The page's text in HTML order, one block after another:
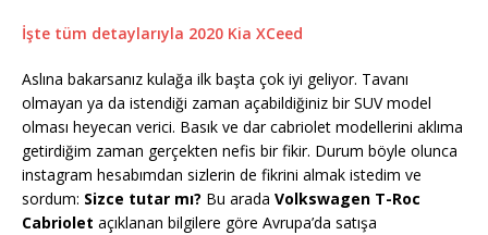
İşte tüm detaylarıyla 2020 Kia XCeed
Aslına bakarsanız kulağa ilk başta çok iyi geliyor. Tavanı
olmayan ya da istendiği zaman açabildiğiniz bir SUV model
olması heyecan verici. Basık ve dar cabriolet modellerini aklıma
getirdiğim zaman gerçekten nefis bir fikir. Durum böyle olunca
instagram hesabımdan sizlerin de fikrini almak istedim ve
sordum: Sizce tutar mı? Bu arada Volkswagen T-Roc
Cabriolet açıklanan bilgilere göre Avrupa’da satışa